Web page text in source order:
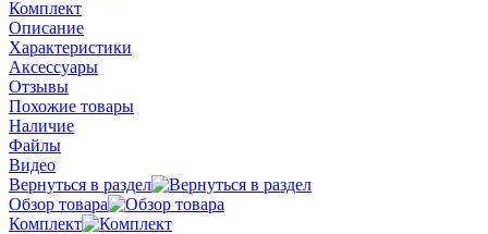
Комплект
Описание
Характеристики
Аксессуары
Отзывы
Похожие товары
Наличие
Файлы
Видео
Вернуться в раздел
Обзор товара
Комплект